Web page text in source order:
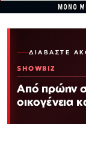
ΔΙΑΒΆΣΤΕ
SHOWBIZ
Από πρώην
οικογένεια